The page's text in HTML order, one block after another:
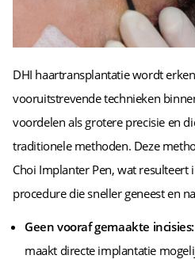
DHI haartransplantatie wordt
vooruitstrevende technieken
voordelen als grotere precisie en
traditionele methoden. Deze
Choi Implanter Pen, wat resulteert
procedure die sneller geneest en
Geen vooraf gemaakte incisies:
maakt directe implantatie